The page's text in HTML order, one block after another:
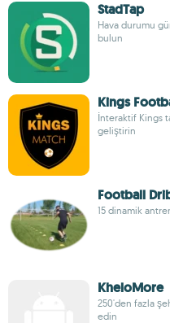
StadTap
Hava durumu
bulun
Kings
İnteraktif Kings
geliştirin
Football
15 dinamik
KheloMore
250'den fazla
edin